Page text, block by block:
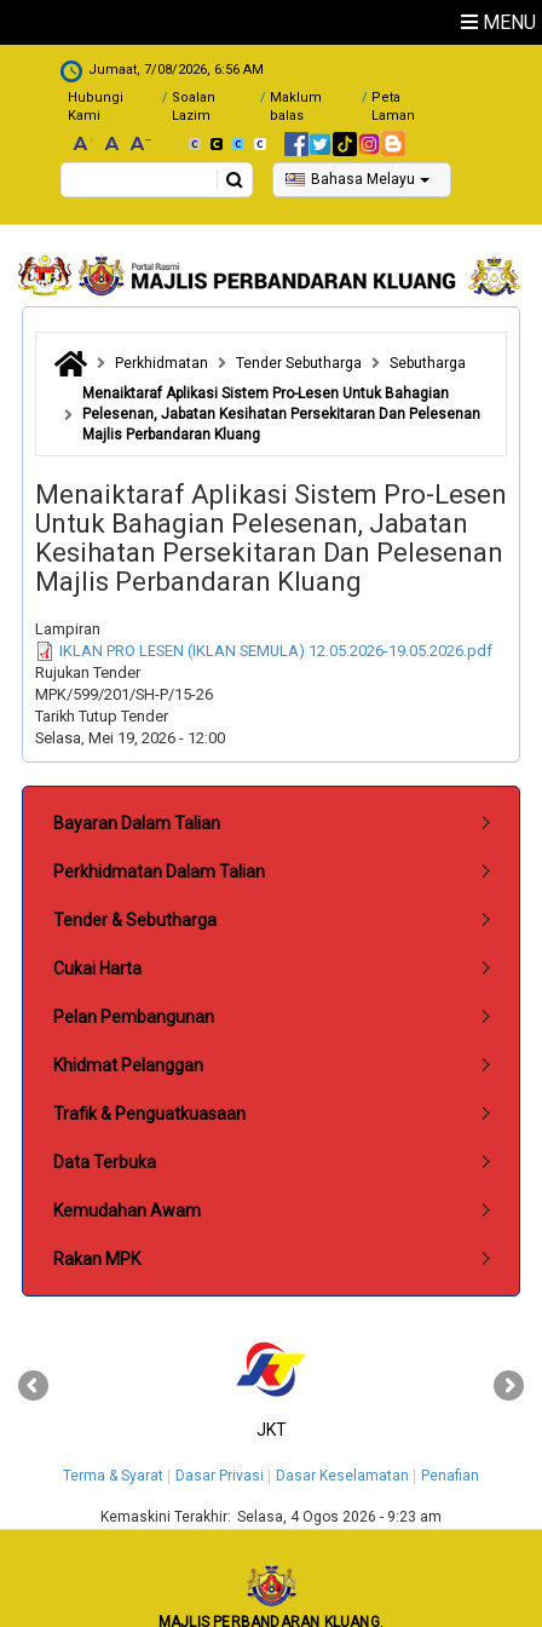
MENU
.
Jumaat, 7/08/2026, 6:56 AM
Hubungi
Kami
Soalan
Lazim
Maklum
balas
Peta
Laman
Search Bahasa Melayu
Perkhidmatan Tender Sebutharga
Sebutharga
Menaiktaraf Aplikasi Sistem Pro-Lesen Untuk Bahagian
Pelesenan, Jabatan Kesihatan Persekitaran Dan Pelesenan
Majlis Perbandaran Kluang
Menaiktaraf Aplikasi Sistem Pro-Lesen
Untuk Bahagian Pelesenan, Jabatan
Kesihatan Persekitaran Dan Pelesenan
Majlis Perbandaran Kluang
Lampiran
IKLAN PRO LESEN (IKLAN SEMULA) 12.05.2026-19.05.2026.pdf
Rujukan Tender
MPK/599/201/SH-P/15-26
Tarikh Tutup Tender
Selasa, Mei 19, 2026 - 12:00
Bayaran Dalam Talian
Perkhidmatan Dalam Talian
Tender & Sebutharga
Cukai Harta
Pelan Pembangunan
Khidmat Pelanggan
Trafik & Penguatkuasaan
Data Terbuka
Kemudahan Awam
Rakan MPK
JKT
‹ ›
Terma & Syarat Dasar Privasi Dasar Keselamatan Penafian
Kemaskini Terakhir: Selasa, 4 Ogos 2026 - 9:23 am
MAJLIS PERBANDARAN KLUANG,